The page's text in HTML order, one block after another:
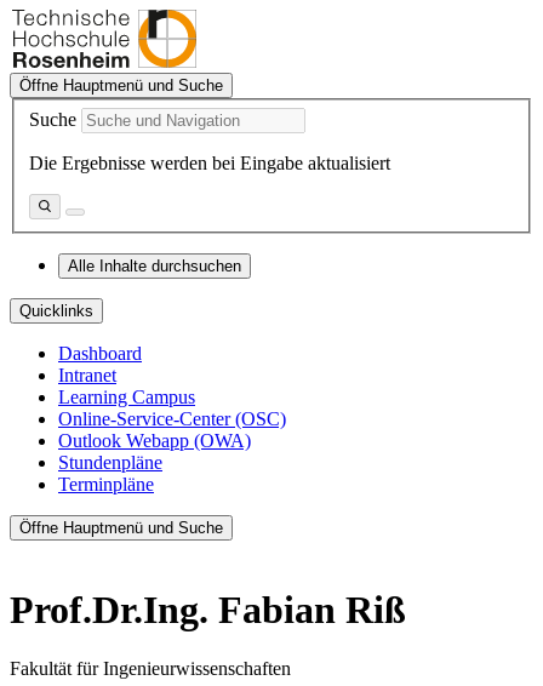
Öffne Hauptmenü und Suche
Suche
Die Ergebnisse werden bei Eingabe aktualisiert
Alle Inhalte durchsuchen
Quicklinks
Dashboard
Intranet
Learning Campus
Online-Service-Center (OSC)
Outlook Webapp (OWA)
Stundenpläne
Terminpläne
Öffne Hauptmenü und Suche
Prof.Dr.Ing. Fabian Riß
Fakultät für Ingenieurwissenschaften